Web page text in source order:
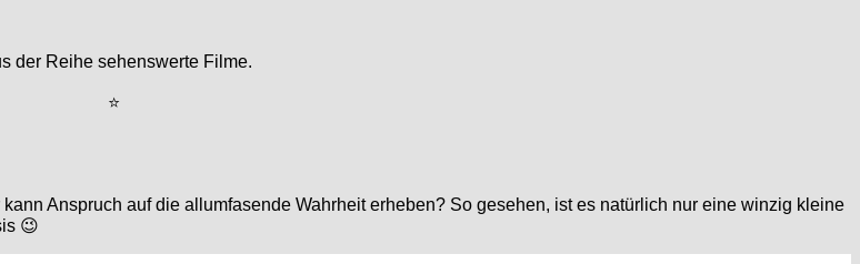
der Reihe sehenswerte Filme.
⭐
Anspruch auf die allumfasende Wahrheit erheben? So gesehen, ist es natürlich nur eine winzig kleine
😉